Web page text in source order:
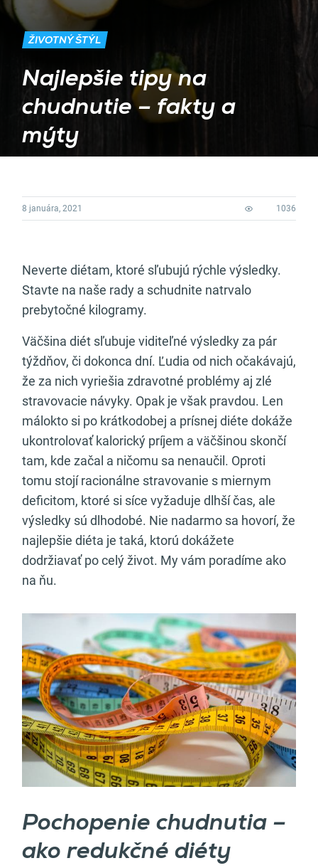
ŽIVOTNÝ ŠTÝL
Najlepšie tipy na
chudnutie – fakty a
mýty
8 januára, 2021 1036
Neverte diétam, ktoré sľubujú rýchle výsledky.
Stavte na naše rady a schudnite natrvalo
prebytočné kilogramy.
Väčšina diét sľubuje viditeľné výsledky za pár
týždňov, či dokonca dní. Ľudia od nich očakávajú,
že za nich vyriešia zdravotné problémy aj zlé
stravovacie návyky. Opak je však pravdou. Len
málokto si po krátkodobej a prísnej diéte dokáže
ukontrolovať kalorický príjem a väčšinou skončí
tam, kde začal a ničomu sa nenaučil. Oproti
tomu stojí racionálne stravovanie s miernym
deficitom, ktoré si síce vyžaduje dlhší čas, ale
výsledky sú dlhodobé. Nie nadarmo sa hovorí, že
najlepšie diéta je taká, ktorú dokážete
dodržiavať po celý život. My vám poradíme ako
na ňu.
Pochopenie chudnutia –
ako redukčné diéty